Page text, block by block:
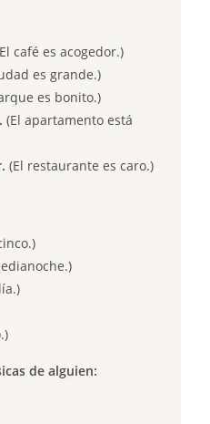
café es acogedor.)
es grande.)
es bonito.)
(El apartamento está
(El restaurante es caro.)
de alguien: